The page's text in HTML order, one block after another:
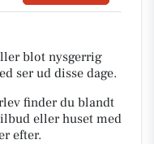
blot nysgerrig
ser ud disse dage.
finder du blandt
eller huset med
efter.